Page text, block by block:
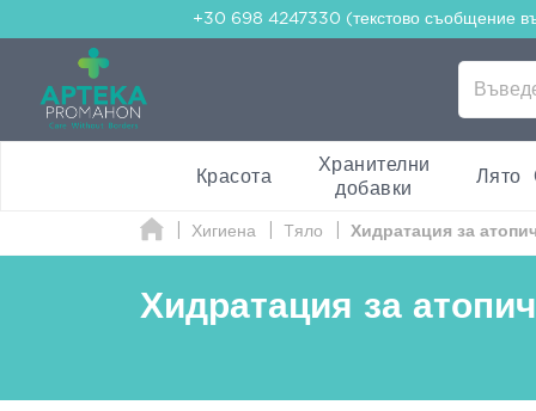
+30 698 4247330 (текстово съобщение
Красота
Хранителни
добавки
Лято
Хигиена Τяло Хидратация за
Хидратация за